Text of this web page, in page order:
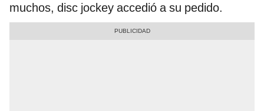
muchos, disc jockey accedió a su pedido.